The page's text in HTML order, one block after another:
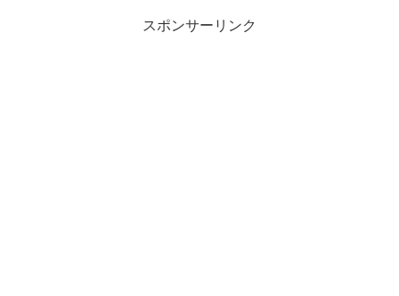
スポンサーリンク